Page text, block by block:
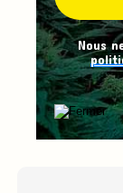
Nous